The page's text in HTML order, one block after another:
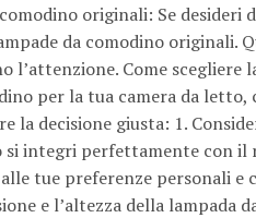
originali: Se desideri
da comodino originali.
Come scegliere
per la tua camera da
decisione giusta: 1.
integri perfettamente con
tue preferenze personali e
e l’altezza della